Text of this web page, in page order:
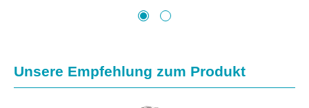
Produktgalerie überspringen
Unsere Empfehlung zum Produkt